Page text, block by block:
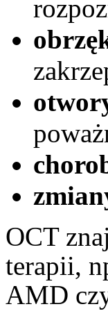
OCT
terapii,
AMD